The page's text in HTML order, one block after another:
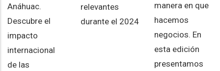
Anáhuac.
Descubre el
impacto
internacional
de las
relevantes
durante el 2024
manera en que
hacemos
negocios. En
esta edición
presentamos